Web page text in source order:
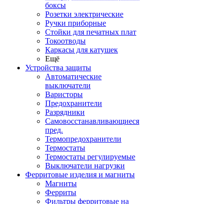
боксы
Розетки электрические
Ручки приборные
Стойки для печатных плат
Токоотводы
Каркасы для катушек
Ещё
Устройства защиты
Автоматические
выключатели
Варисторы
Предохранители
Разрядники
Самовосстанавливающиеся
пред.
Термопредохранители
Термостаты
Термостаты регулируемые
Выключатели нагрузки
Ферритовые изделия и магниты
Магниты
Ферриты
Фильтры ферритовые на